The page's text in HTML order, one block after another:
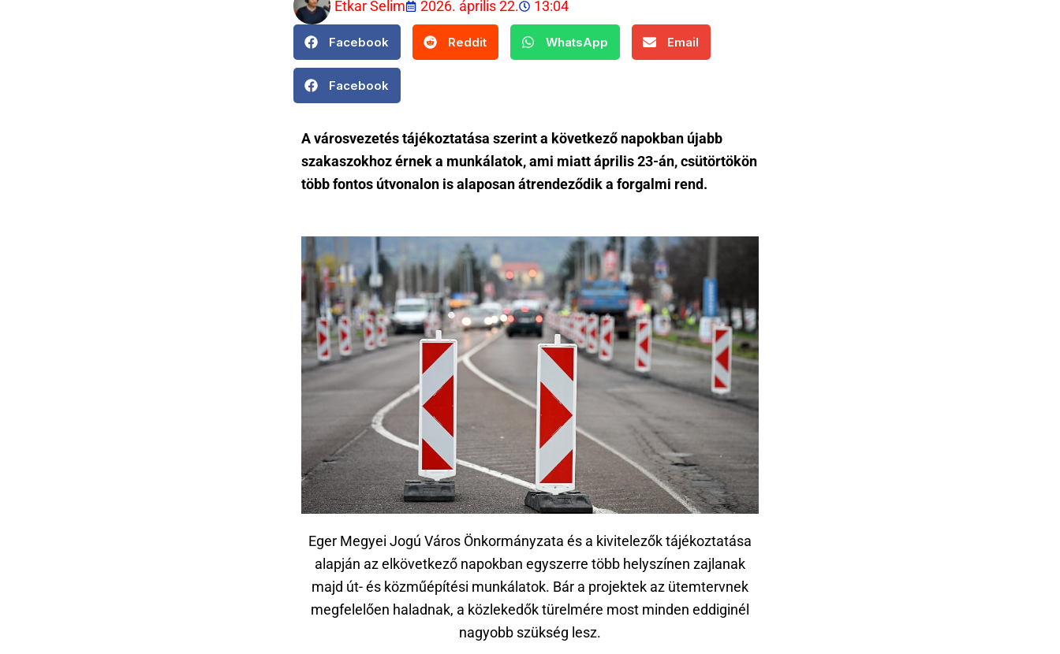
Etkar Selim 2026. április 22. 13:04
Facebook Reddit WhatsApp Email
Facebook
A városvezetés tájékoztatása szerint a következő napokban újabb
szakaszokhoz érnek a munkálatok, ami miatt április 23-án, csütörtökön
több fontos útvonalon is alaposan átrendeződik a forgalmi rend.
Eger Megyei Jogú Város Önkormányzata és a kivitelezők tájékoztatása
alapján az elkövetkező napokban egyszerre több helyszínen zajlanak
majd út- és közműépítési munkálatok. Bár a projektek az ütemtervnek
megfelelően haladnak, a közlekedők türelmére most minden eddiginél
nagyobb szükség lesz.